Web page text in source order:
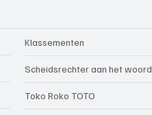
Klassementen
Scheidsrechter aan het woord
Toko Roko TOTO